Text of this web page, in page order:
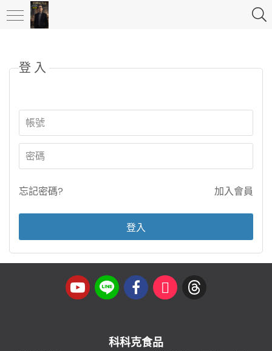
登入
忘記密碼? 加入會員
科科克食品